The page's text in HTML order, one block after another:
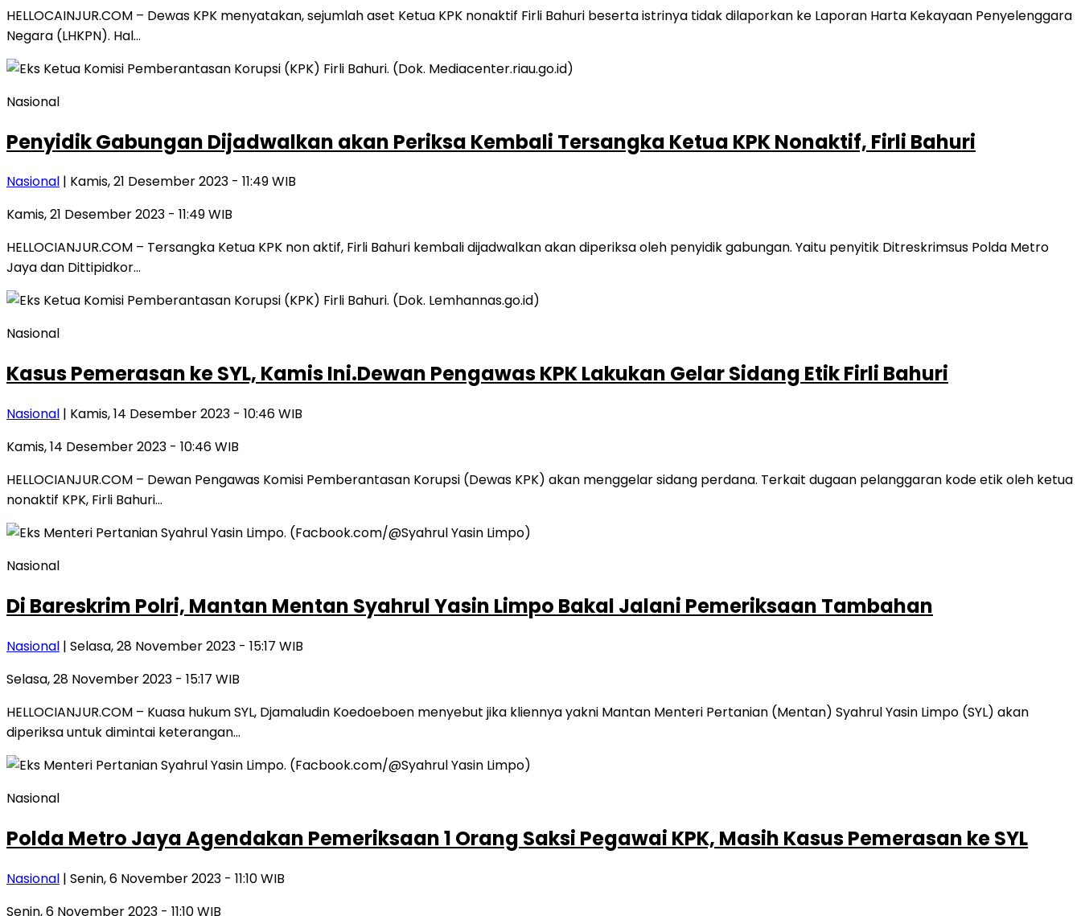
HELLOCAINJUR.COM – Dewas KPK menyatakan, sejumlah aset Ketua KPK nonaktif Firli Bahuri beserta istrinya tidak dilaporkan ke Laporan Harta Kekayaan Penyelenggara
Negara (LHKPN). Hal…
Nasional
Penyidik Gabungan Dijadwalkan akan Periksa Kembali Tersangka Ketua KPK Nonaktif, Firli Bahuri
Nasional | Kamis, 21 Desember 2023 - 11:49 WIB
Kamis, 21 Desember 2023 - 11:49 WIB
HELLOCIANJUR.COM – Tersangka Ketua KPK non aktif, Firli Bahuri kembali dijadwalkan akan diperiksa oleh penyidik gabungan. Yaitu penyitik Ditreskrimsus Polda Metro
Jaya dan Dittipidkor…
Nasional
Kasus Pemerasan ke SYL, Kamis Ini.Dewan Pengawas KPK Lakukan Gelar Sidang Etik Firli Bahuri
Nasional | Kamis, 14 Desember 2023 - 10:46 WIB
Kamis, 14 Desember 2023 - 10:46 WIB
HELLOCIANJUR.COM – Dewan Pengawas Komisi Pemberantasan Korupsi (Dewas KPK) akan menggelar sidang perdana. Terkait dugaan pelanggaran kode etik oleh ketua
nonaktif KPK, Firli Bahuri…
Nasional
Di Bareskrim Polri, Mantan Mentan Syahrul Yasin Limpo Bakal Jalani Pemeriksaan Tambahan
Nasional | Selasa, 28 November 2023 - 15:17 WIB
Selasa, 28 November 2023 - 15:17 WIB
HELLOCIANJUR.COM – Kuasa hukum SYL, Djamaludin Koedoeboen menyebut jika kliennya yakni Mantan Menteri Pertanian (Mentan) Syahrul Yasin Limpo (SYL) akan
diperiksa untuk dimintai keterangan…
Nasional
Polda Metro Jaya Agendakan Pemeriksaan 1 Orang Saksi Pegawai KPK, Masih Kasus Pemerasan ke SYL
Nasional | Senin, 6 November 2023 - 11:10 WIB
Senin, 6 November 2023 - 11:10 WIB